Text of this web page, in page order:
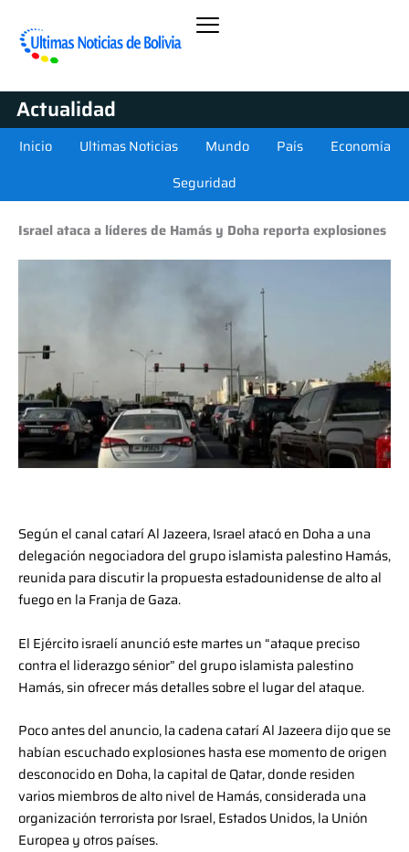
Actualidad
Inicio Ultimas Noticias Mundo País
Economía
Seguridad
Israel ataca a líderes de Hamás y Doha reporta explosiones
Según el canal catarí Al Jazeera, Israel atacó en Doha a una
delegación negociadora del grupo islamista palestino Hamás,
reunida para discutir la propuesta estadounidense de alto al
fuego en la Franja de Gaza.
El Ejército israelí anunció este martes un “ataque preciso
contra el liderazgo sénior” del grupo islamista palestino
Hamás, sin ofrecer más detalles sobre el lugar del ataque.
Poco antes del anuncio, la cadena catarí Al Jazeera dijo que se
habían escuchado explosiones hasta ese momento de origen
desconocido en Doha, la capital de Qatar, donde residen
varios miembros de alto nivel de Hamás, considerada una
organización terrorista por Israel, Estados Unidos, la Unión
Europea y otros países.